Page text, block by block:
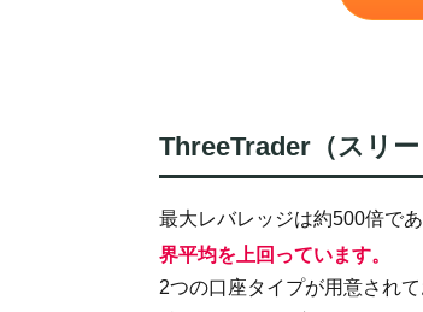
ThreeTrader（スリ
最大レバレッジは約500倍で
界平均を上回っています。
2つの口座タイプが用意され